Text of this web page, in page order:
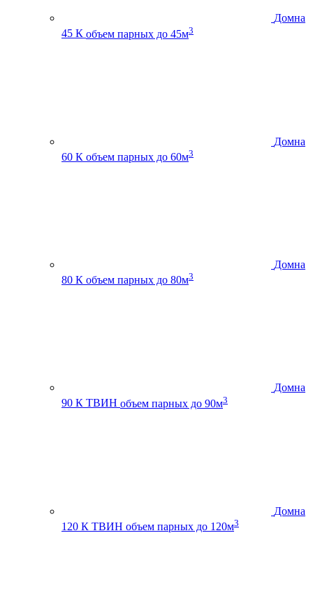
Домна
45 К объем парных до 45м3
Домна
60 К объем парных до 60м3
Домна
80 К объем парных до 80м3
Домна
90 К ТВИН объем парных до 90м3
Домна
120 К ТВИН объем парных до 120м3